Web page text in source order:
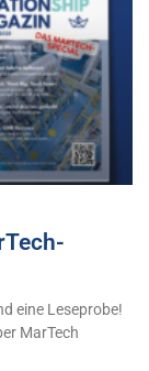
eine Leseprobe!
MarTech